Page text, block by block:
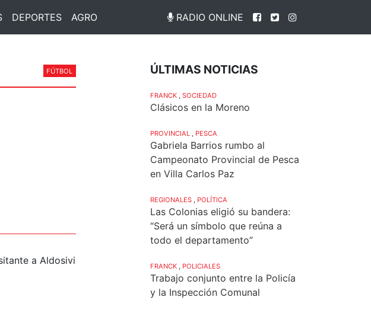
DEPORTES AGRO RADIO ONLINE
FÚTBOL
a Aldosivi
ÚLTIMAS NOTICIAS
FRANCK SOCIEDAD
Clásicos en la Moreno
PROVINCIAL PESCA
Gabriela Barrios rumbo al
Campeonato Provincial de Pesca
en Villa Carlos Paz
REGIONALES POLÍTICA
Las Colonias eligió su bandera:
“Será un símbolo que reúna a
todo el departamento”
FRANCK POLICIALES
Trabajo conjunto entre la Policía
y la Inspección Comunal